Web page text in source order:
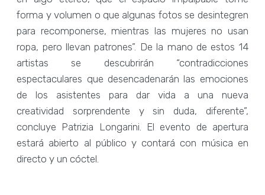
forma y volumen o que algunas fotos se desintegren
para recomponerse, mientras las mujeres no usan
ropa, pero llevan patrones”. De la mano de estos 14
artistas se descubrirán “contradicciones
espectaculares que desencadenarán las emociones
de los asistentes para dar vida a una nueva
creatividad sorprendente y sin duda, diferente”,
concluye Patrizia Longarini. El evento de apertura
estará abierto al público y contará con música en
directo y un cóctel.